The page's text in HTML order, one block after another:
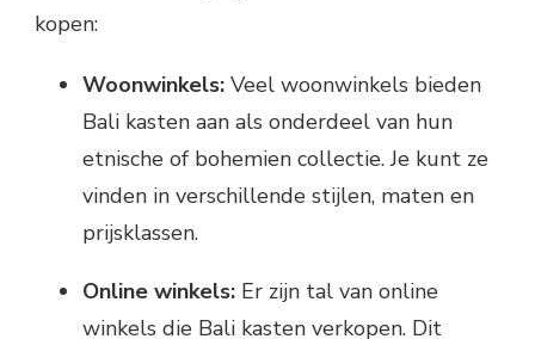
kopen:
Woonwinkels: Veel woonwinkels bieden
Bali kasten aan als onderdeel van hun
etnische of bohemien collectie. Je kunt ze
vinden in verschillende stijlen, maten en
prijsklassen.
Online winkels: Er zijn tal van online
winkels die Bali kasten verkopen. Dit